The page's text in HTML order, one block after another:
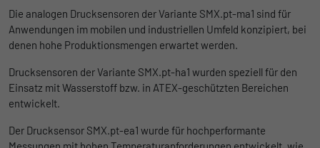
Die analogen Drucksensoren der Variante SMX.pt-ma1 sind für
Anwendungen im mobilen und industriellen Umfeld konzipiert, bei
denen hohe Produktionsmengen erwartet werden.
Drucksensoren der Variante SMX.pt-ha1 wurden speziell für den
Einsatz mit Wasserstoff bzw. in ATEX-geschützten Bereichen
entwickelt.
Der Drucksensor SMX.pt-ea1 wurde für hochperformante
Google Analytics nimmt sich diesen Cookie
zur Hilfe, um die Anforderungsrate zu
drosseln und die Datenerfassung auf
Websites mit hohem Datenverkehr zu
begrenzen.
Name _gid
Name li_gc
Anbieter LinkedIn
Laufzeit 6 Monate
wesentliche Zwecke.
Cookie-Informationen anzeigen